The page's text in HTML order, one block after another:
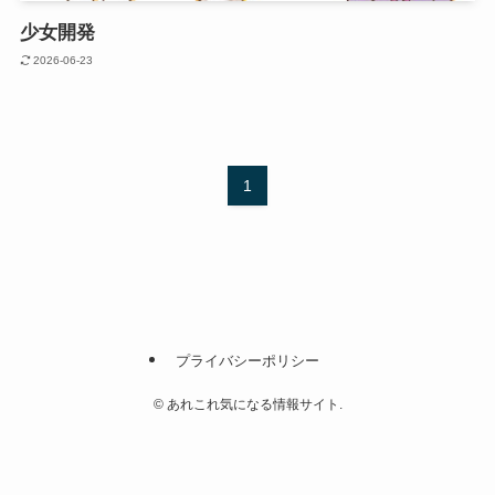
少女開発
2026-06-23
1
プライバシーポリシー
©あれこれ気になる情報サイト.